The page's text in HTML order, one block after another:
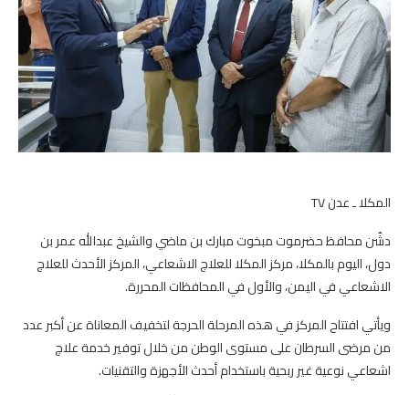
المكلا ـ عدن TV
دشّن محافظ حضرموت مبخوت مبارك بن ماضي والشيخ عبدالله عمر بن
دول، اليوم بالمكلا، مركز المكلا للعلاج الاشعاعي، المركز الأحدث للعلاج
الاشعاعي في اليمن، والأول في المحافظات المحررة.
ويأتي افتتاح المركز في هذه المرحلة الحرجة لتخفيف المعاناة عن أكبر عدد
من مرضى السرطان على مستوى الوطن من خلال توفير خدمة علاج
اشعاعي نوعية غير ربحية باستخدام أحدث الأجهزة والتقنيات.